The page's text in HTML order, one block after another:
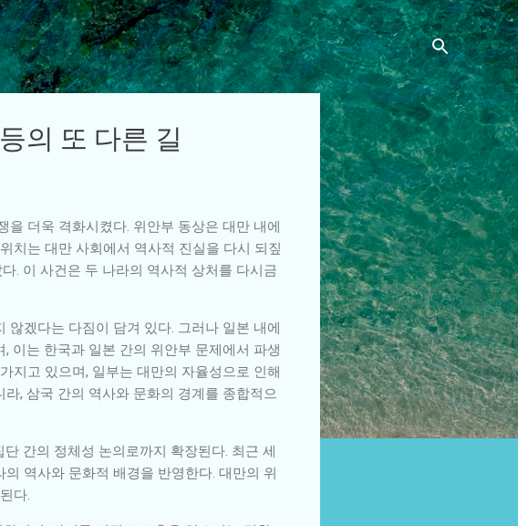
의 또 다른 길
더욱 격화시켰다. 위안부 동상은 대만 내에
치는 대만 사회에서 역사적 진실을 다시 되짚
. 이 사건은 두 나라의 역사적 상처를 다시금
겠다는 다짐이 담겨 있다. 그러나 일본 내에
이는 한국과 일본 간의 위안부 문제에서 파생
지고 있으며, 일부는 대만의 자율성으로 인해
, 삼국 간의 역사와 문화의 경계를 종합적으
간의 정체성 논의로까지 확장된다. 최근 세
역사와 문화적 배경을 반영한다. 대만의 위
다.